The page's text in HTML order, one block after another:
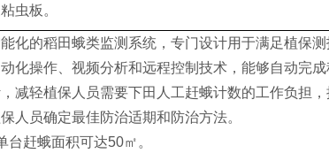
虫板。
化的稻田蛾类监测系统，专门设计用于满足植保
化操作、视频分析和远程控制技术，能够自动完
减轻植保人员需要下田人工赶蛾计数的工作负担
人员确定最佳防治适期和防治方法。
赶蛾面积可达50㎡。